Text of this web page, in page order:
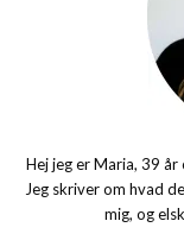
Hej jeg er Maria, 39
Jeg skriver om hvad
mig, og